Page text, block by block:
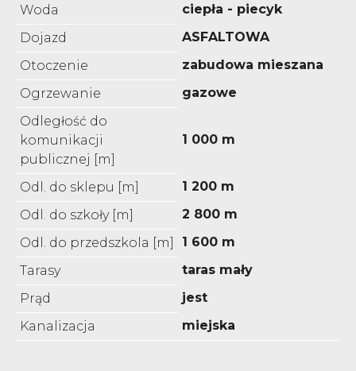
Woda
ciepła - piecyk
Dojazd
ASFALTOWA
Otoczenie
zabudowa mieszana
Ogrzewanie
gazowe
Odległość do
komunikacji
publicznej [m]
1 000 m
Odl. do sklepu [m]
1 200 m
Odl. do szkoły [m]
2 800 m
Odl. do przedszkola [m]
1 600 m
Tarasy
taras mały
Prąd
jest
Kanalizacja
miejska